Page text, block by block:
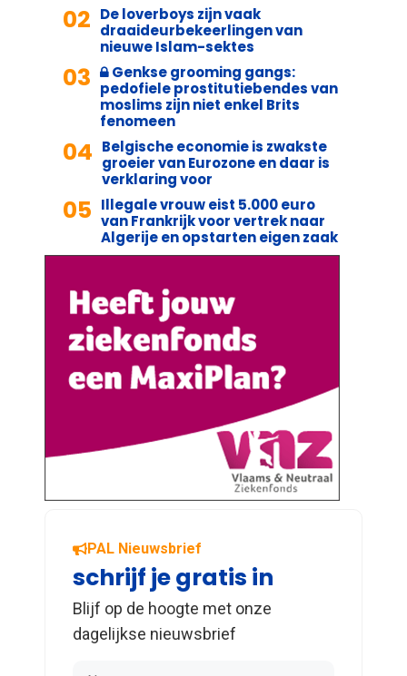
02 De loverboys zijn vaak
draaideurbekeerlingen van
nieuwe Islam-sektes
03
Genkse grooming gangs:
pedofiele prostitutiebendes van
moslims zijn niet enkel Brits
fenomeen
04 Belgische economie is zwakste
groeier van Eurozone en daar is
verklaring voor
05 Illegale vrouw eist 5.000 euro
van Frankrijk voor vertrek naar
Algerije en opstarten eigen zaak
PAL Nieuwsbrief
schrijf je gratis in
Blijf op de hoogte met onze
dagelijkse nieuwsbrief